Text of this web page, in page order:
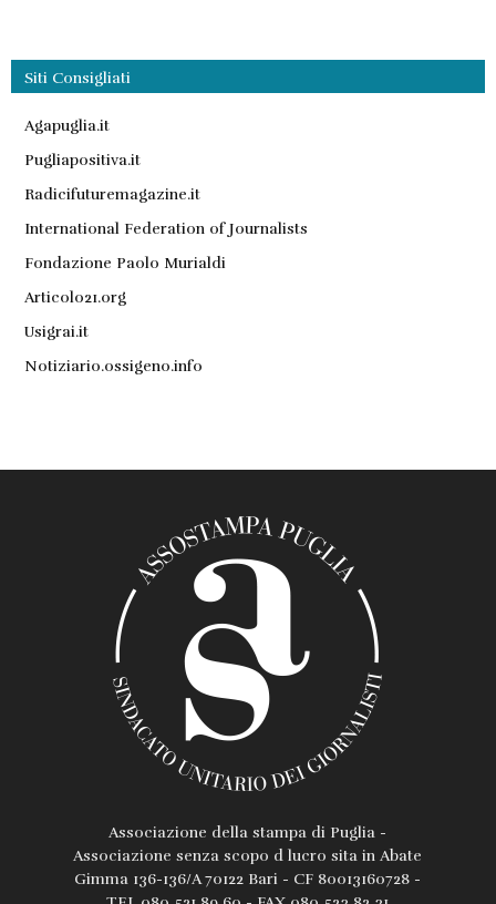
Siti Consigliati
Agapuglia.it
Pugliapositiva.it
Radicifuturemagazine.it
International Federation of Journalists
Fondazione Paolo Murialdi
Articolo21.org
Usigrai.it
Notiziario.ossigeno.info
Associazione della stampa di Puglia -
Associazione senza scopo d lucro sita in Abate
Gimma 136-136/A 70122 Bari - CF 80013160728 -